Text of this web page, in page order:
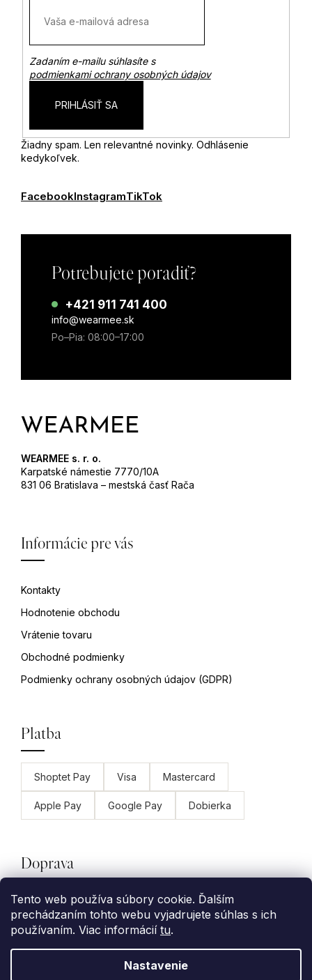
Tento web používa súbory cookie. Ďalším
prechádzaním tohto webu vyjadrujete súhlas s ich
používaním. Viac informácií tu.
Nastavenie
Zadaním e-mailu súhlasíte s
podmienkami ochrany osobných údajov
PRIHLÁSIŤ SA
Žiadny spam. Len relevantné novinky. Odhlásenie
kedykoľvek.
FacebookInstagramTikTok
Potrebujete poradiť?
+421 911 741 400
info@wearmee.sk
Po–Pia: 08:00–17:00
WEARMEE s. r. o.
Karpatské námestie 7770/10A
831 06 Bratislava – mestská časť Rača
Informácie pre vás
Kontakty
Hodnotenie obchodu
Vrátenie tovaru
Obchodné podmienky
Podmienky ochrany osobných údajov (GDPR)
Platba
Shoptet Pay Visa Mastercard
Apple Pay Google Pay Dobierka
Doprava
GLS Packeta Slovenská pošta